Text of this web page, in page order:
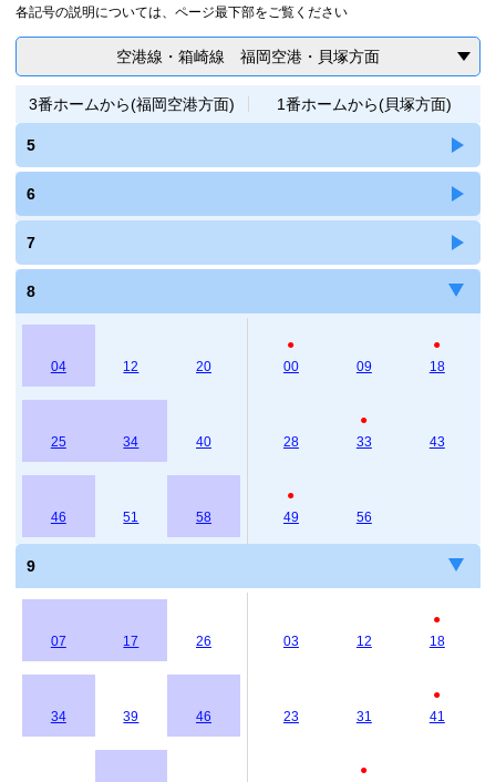
各記号の説明については、ページ最下部をご覧ください
空港線・箱崎線 福岡空港・貝塚方面
3番ホームから(福岡空港方面) 1番ホームから(貝塚方面)
5
6
7
8
04 12 20
25 34 40
46 51 58
●
00
09
●
18
28
●
33
43
●
49
56
9
07 17 26
34 39 46
03 12
●
18
23 31
●
41
●